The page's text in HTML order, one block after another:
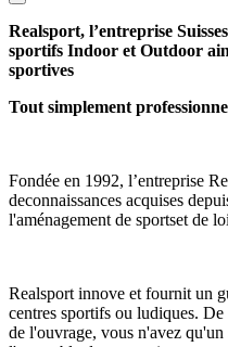
Realsport, l’entreprise
sportifs Indoor et Outdoor
sportives
Tout simplement
Fondée en 1992, l’entreprise
deconnaissances acquises
l'aménagement de sportset de
Realsport innove et fournit un
centres sportifs ou ludiques.
de l'ouvrage, vous n'avez